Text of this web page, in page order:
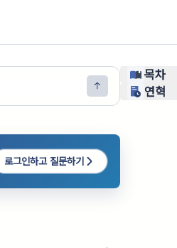
로그인하고 질문하기
목차
연혁